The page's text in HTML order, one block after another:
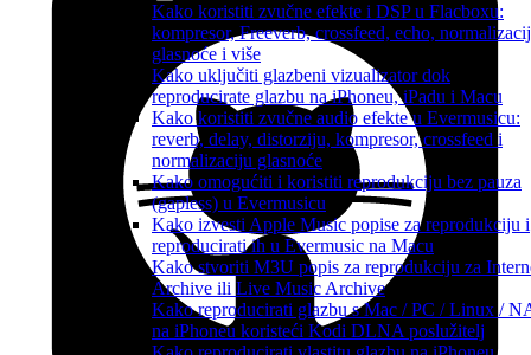
Kako koristiti zvučne efekte i DSP u Flacboxu:
kompresor, Freeverb, crossfeed, echo,
glasnoće i više
Kako uključiti glazbeni vizualizator dok
reproducirate glazbu na iPhoneu, iPadu i Macu
Kako koristiti zvučne audio efekte u Evermusicu:
reverb, delay, distorziju, kompresor, crossfeed i
normalizaciju glasnoće
Kako omogućiti i koristiti reprodukciju bez pauza
(gapless) u Evermusicu
Kako izvesti Apple Music popise za reprodukciju i
reproducirati ih u Evermusic na Macu
Kako stvoriti M3U popis za reprodukciju za
Archive ili Live Music Archive
Kako reproducirati glazbu s Mac / PC / Linux /
na iPhoneu koristeći Kodi DLNA poslužitelj